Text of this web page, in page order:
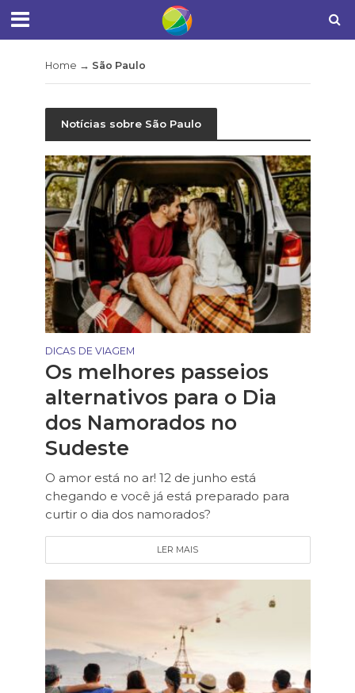
Home → São Paulo
Notícias sobre São Paulo
DICAS DE VIAGEM
Os melhores passeios
alternativos para o Dia
dos Namorados no
Sudeste
O amor está no ar! 12 de junho está
chegando e você já está preparado para
curtir o dia dos namorados?
LER MAIS